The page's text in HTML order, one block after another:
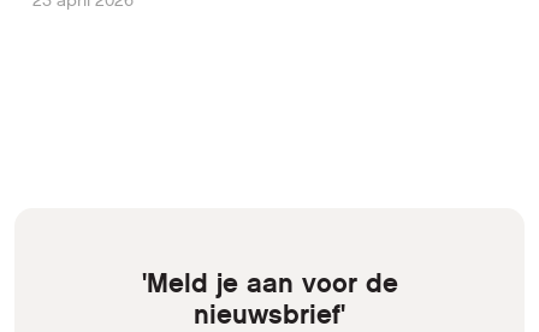
'Meld je aan voor de
nieuwsbrief'